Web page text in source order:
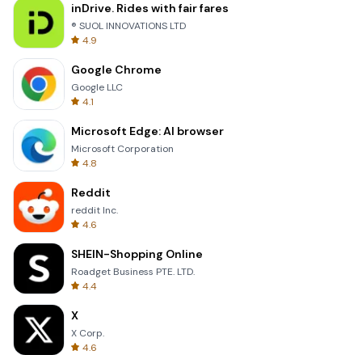
inDrive. Rides with fair fares
® SUOL INNOVATIONS LTD
4.9
Google Chrome
Google LLC
4.1
Microsoft Edge: AI browser
Microsoft Corporation
4.8
Reddit
reddit Inc.
4.6
SHEIN-Shopping Online
Roadget Business PTE. LTD.
4.4
X
X Corp.
4.6